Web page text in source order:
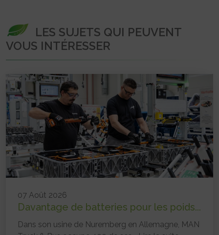
LES SUJETS QUI PEUVENT
VOUS INTÉRESSER
07 Août 2026
Davantage de batteries pour les poids...
Dans son usine de Nuremberg en Allemagne, MAN